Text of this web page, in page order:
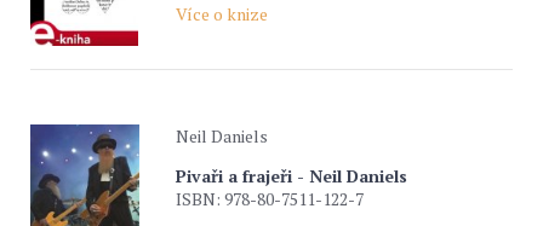
Více o knize
Neil Daniels
Pivaři a frajeři - Neil Daniels
ISBN: 978-80-7511-122-7